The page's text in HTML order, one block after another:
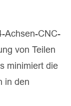
Achsen-CNC-
von Teilen
minimiert die
in den